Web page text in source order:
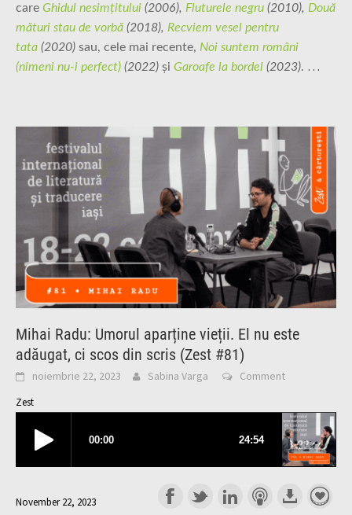
care Ghidul nesimţitului (2006), Fluturele negru (2010), Două
mături stau de vorbă (2018), Recviem vesel pentru
tata (2020) sau, cele mai recente, Noi suntem români
(nimeni nu-i perfect) (2022) și Garoafe la bordel (2023). …
Mihai Radu: Umorul aparține vieții. El nu este
adăugat, ci scos din scris (Zest #81)
noiembrie 22, 2023 Sabina Varga Comment
Zest
November 22, 2023